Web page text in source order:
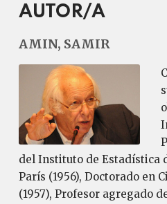
AUTOR/A
AMIN, SAMIR
del Instituto de Estadística
París (1956), Doctorado en
(1957), Profesor agregado